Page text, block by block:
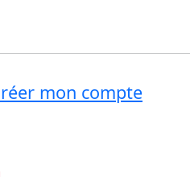
mon compte